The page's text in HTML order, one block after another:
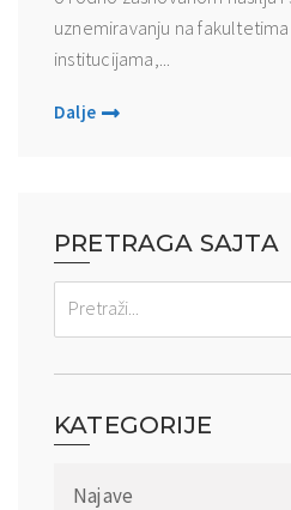
uznemiravanju na
institucijama,...
Dalje
PRETRAGA SAJTA
KATEGORIJE
Najave